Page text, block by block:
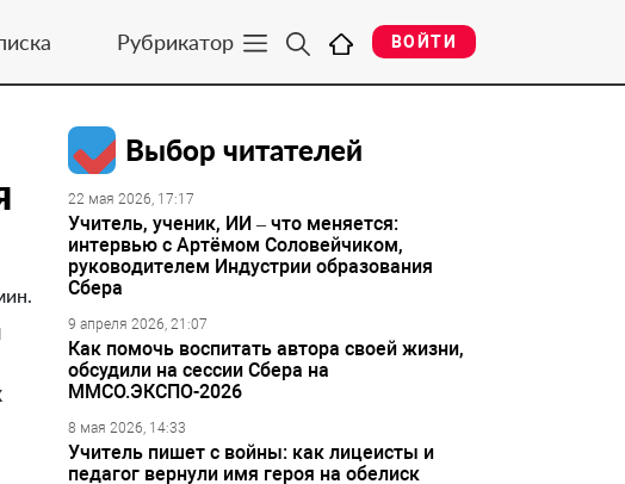
Рубрикатор ВОЙТИ
Выбор читателей
22 мая 2026, 17:17
Учитель, ученик, ИИ – что меняется:
интервью с Артёмом Соловейчиком,
руководителем Индустрии образования
Сбера
9 апреля 2026, 21:07
Как помочь воспитать автора своей жизни,
обсудили на сессии Сбера на
ММСО.ЭКСПО-2026
8 мая 2026, 14:33
Учитель пишет с войны: как лицеисты и
педагог вернули имя героя на обелиск